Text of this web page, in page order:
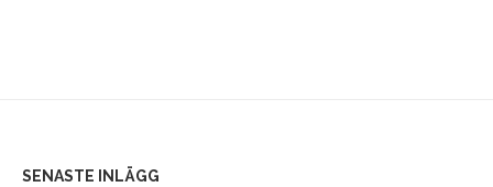
SENASTE INLÄGG